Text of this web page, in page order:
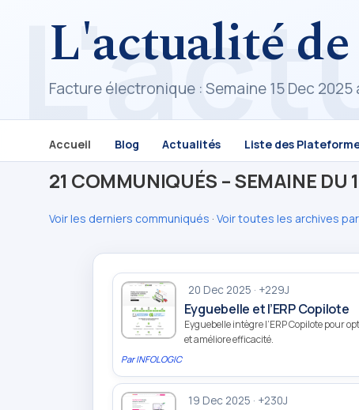
L'actualité
Facture électronique : Semaine 15 Dec 2025
Accueil Blog Actualités Liste des
21 COMMUNIQUÉS – SEMAINE DU
Voir les derniers communiqués · Voir toutes les archives
20 Dec 2025 · +229J
Eyguebelle et l’ERP Copilote
Eyguebelle intègre l’ERP Copilote pour
et améliore efficacité.
ParINFOLOGIC
19 Dec 2025 · +230J